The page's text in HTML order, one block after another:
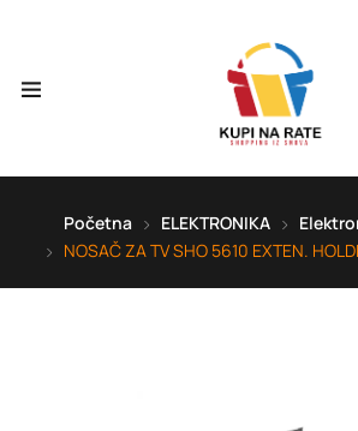
Početna ELEKTRONIKA
NOSAČ ZA TV SHO 5610 EXTEN.